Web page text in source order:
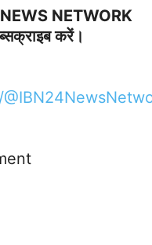
NETWORK
करें।